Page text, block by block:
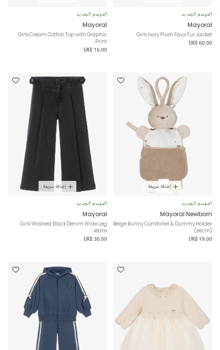
الموسم الجديد
Mayoral
Girls Ivory Plush Faux Fur Jacket
UK£ 60.00
الموسم الجديد
Mayoral
Girls Cream Cotton Top with Graphic
Print
UK£ 16.00
إضافة سريعة
الموسم الجديد
Mayoral Newborn
Beige Bunny Comforter & Dummy Holder
(36cm)
UK£ 19.00
إضافة سريعة
الموسم الجديد
Mayoral
Girls Washed Black Denim Wide Leg
Jeans
UK£ 30.00